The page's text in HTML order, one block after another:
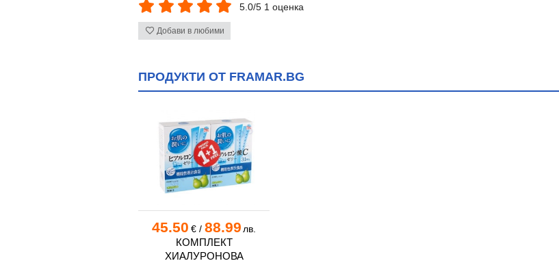
5.0/5 1 оценка
Добави в любими
ПРОДУКТИ ОТ FRAMAR.BG
45.50 €/ 88.99 лв.
КОМПЛЕКТ
ХИАЛУРОНОВА